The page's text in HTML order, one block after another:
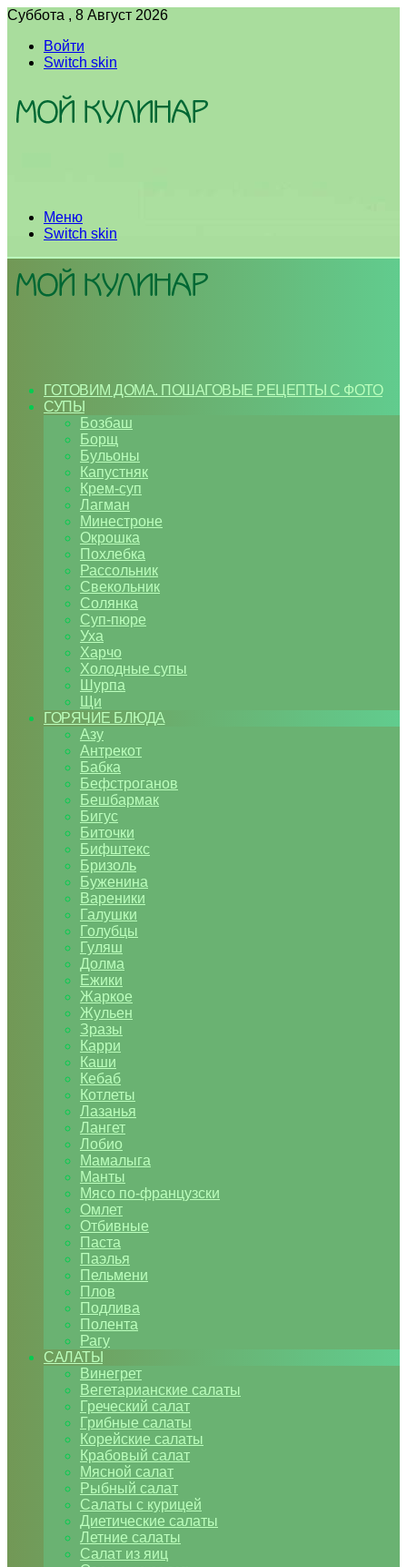
Суббота , 8 Август 2026
Войти
Switch skin
Меню
Switch skin
ГОТОВИМ ДОМА. ПОШАГОВЫЕ РЕЦЕПТЫ С ФОТО
СУПЫ
Бозбаш
Борщ
Бульоны
Капустняк
Крем-суп
Лагман
Минестроне
Окрошка
Похлебка
Рассольник
Свекольник
Солянка
Суп-пюре
Уха
Харчо
Холодные супы
Шурпа
Щи
ГОРЯЧИЕ БЛЮДА
Азу
Антрекот
Бабка
Бефстроганов
Бешбармак
Бигус
Биточки
Бифштекс
Бризоль
Буженина
Вареники
Галушки
Голубцы
Гуляш
Долма
Ежики
Жаркое
Жульен
Зразы
Карри
Каши
Кебаб
Котлеты
Лазанья
Лангет
Лобио
Мамалыга
Манты
Мясо по-французски
Омлет
Отбивные
Паста
Паэлья
Пельмени
Плов
Подлива
Полента
Рагу
САЛАТЫ
Винегрет
Вегетарианские салаты
Греческий салат
Грибные салаты
Корейские салаты
Крабовый салат
Мясной салат
Рыбный салат
Салаты с курицей
Диетические салаты
Летние салаты
Салат из яиц